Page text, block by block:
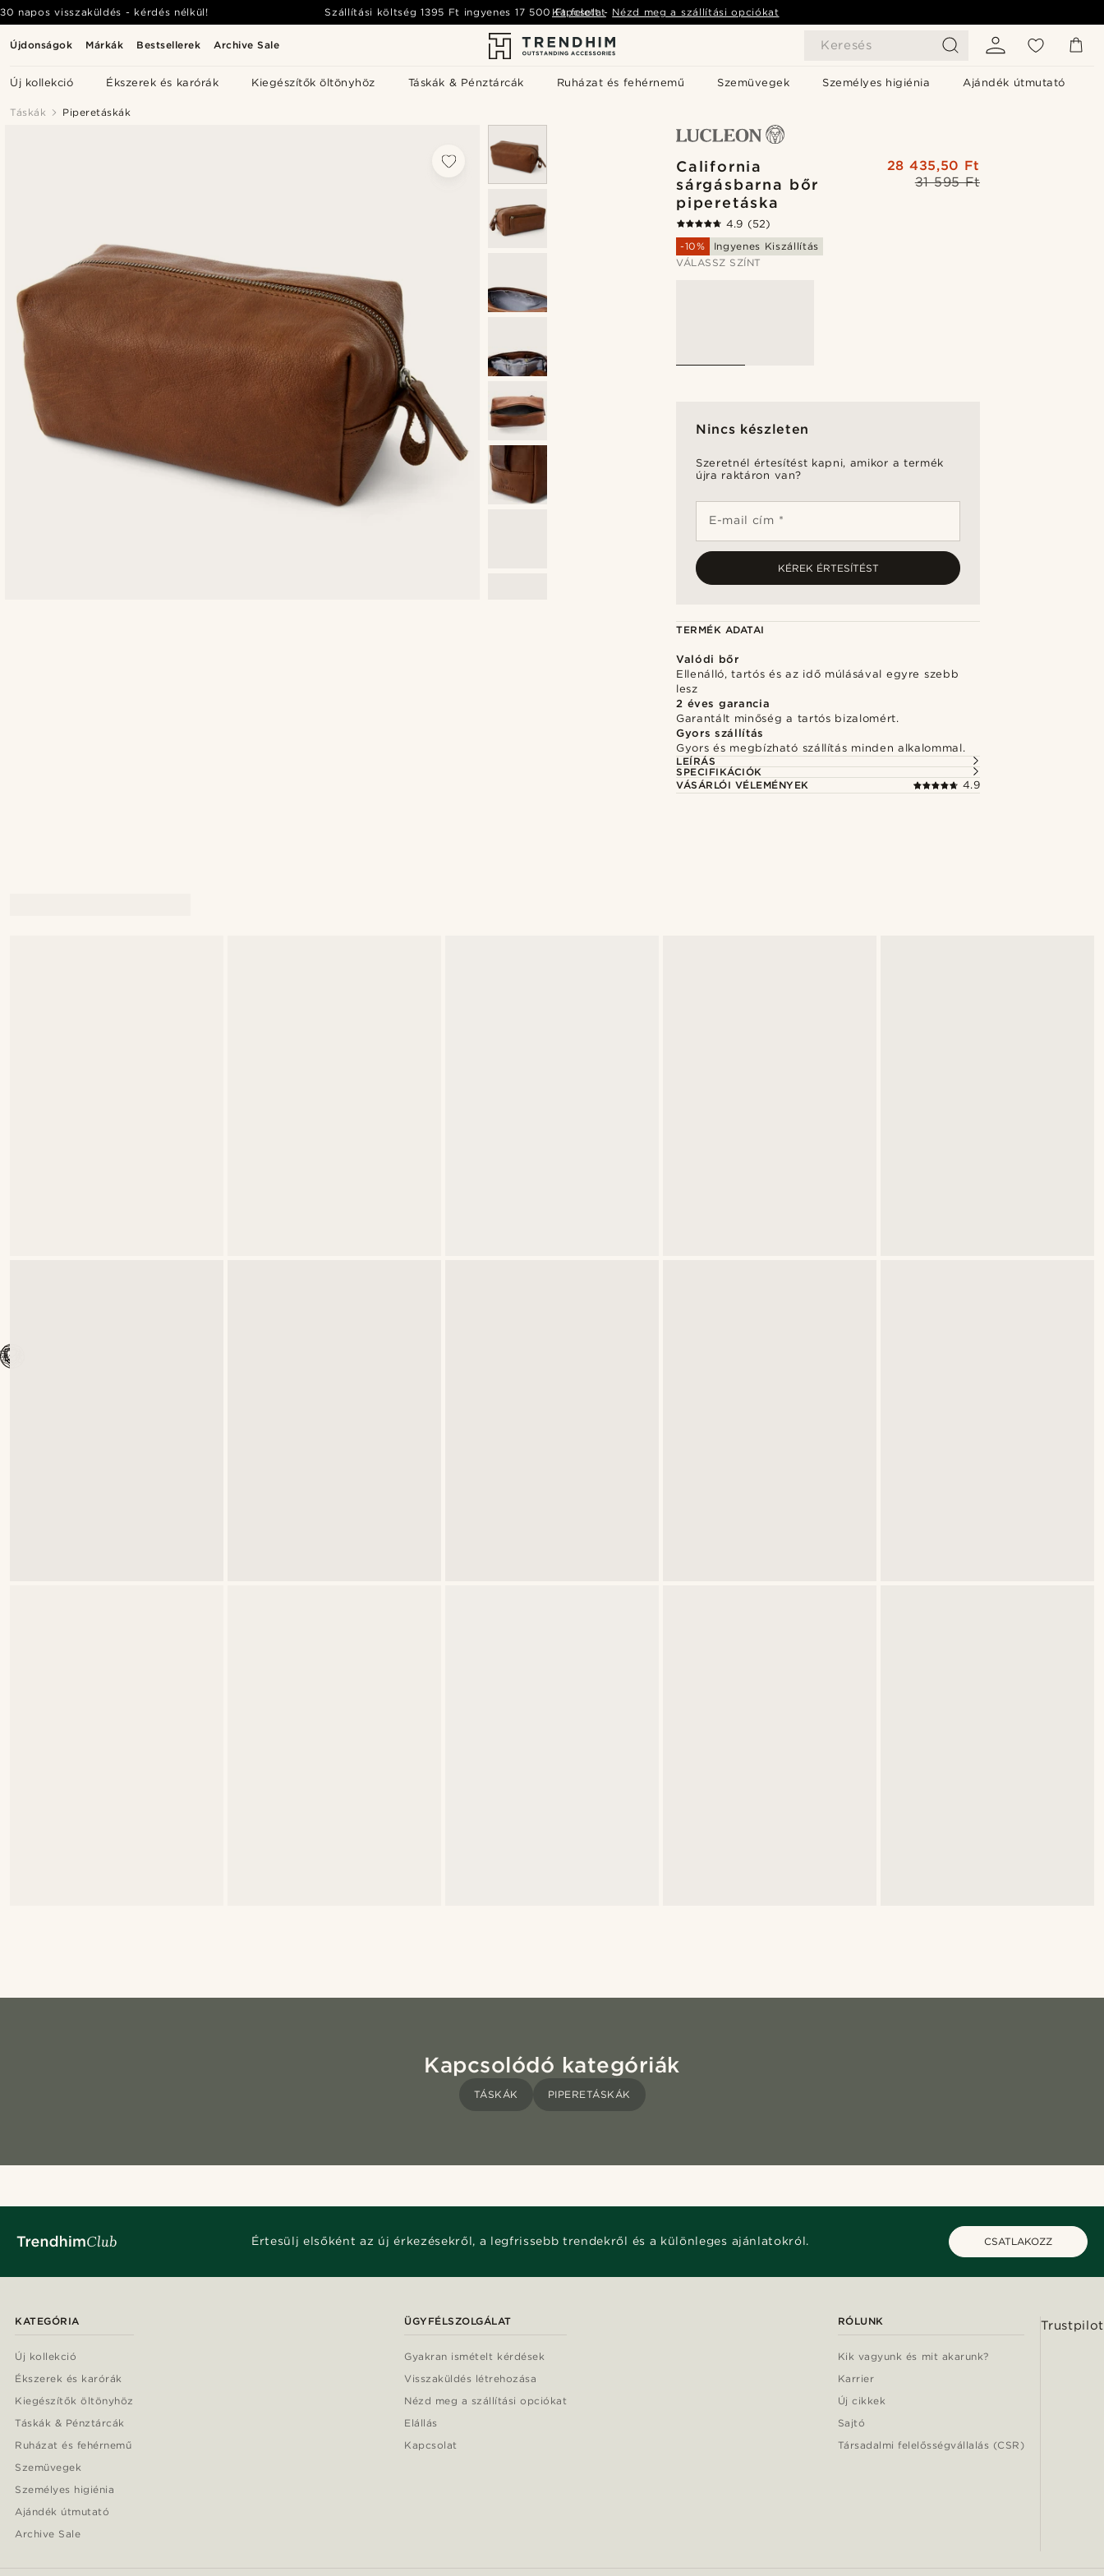
Újdonságok Márkák Bestsellerek Archive Sale Keresés
Új kollekció Ékszerek és karórák Kiegészítők öltönyhöz Táskák & Pénztárcák Ruházat és fehérnemű Szemüvegek Személyes higiénia Ajándék útmutató
30 napos visszaküldés - kérdés nélkül! Szállítási költség1395 Ft ingyenes 17 500 Ft felett- Nézd meg a szállítási opciókat
Kapcsolat
Táskák Piperetáskák
California
sárgásbarna bőr
piperetáska
31 595 Ft
28 435,50 Ft
4.9 (52)
-10%
Ingyenes Kiszállítás
VÁLASSZ SZÍNT
Nincs készleten
Szeretnél értesítést kapni, amikor a termék
újra raktáron van?
E-mail cím *
KÉREK ÉRTESÍTÉST
TERMÉK ADATAI
Valódi bőr
Ellenálló, tartós és az idő múlásával egyre szebb
lesz
2 éves garancia
Garantált minőség a tartós bizalomért.
Gyors szállítás
Gyors és megbízható szállítás minden alkalommal.
LEÍRÁS
SPECIFIKÁCIÓK
VÁSÁRLÓI VÉLEMÉNYEK
4.9
Kapcsolódó kategóriák
TÁSKÁK PIPERETÁSKÁK
Értesülj elsőként az új érkezésekről, a legfrissebb trendekről és a különleges ajánlatokról. CSATLAKOZZ
KATEGÓRIA
Új kollekció
Ékszerek és karórák
Kiegészítők öltönyhöz
Táskák & Pénztárcák
Ruházat és fehérnemű
Szemüvegek
Személyes higiénia
Ajándék útmutató
Archive Sale
ÜGYFÉLSZOLGÁLAT
Gyakran ismételt kérdések
Visszaküldés létrehozása
Nézd meg a szállítási opciókat
Elállás
Kapcsolat
RÓLUNK
Kik vagyunk és mit akarunk?
Karrier
Új cikkek
Sajtó
Társadalmi felelősségvállalás (CSR)
Trustpilot